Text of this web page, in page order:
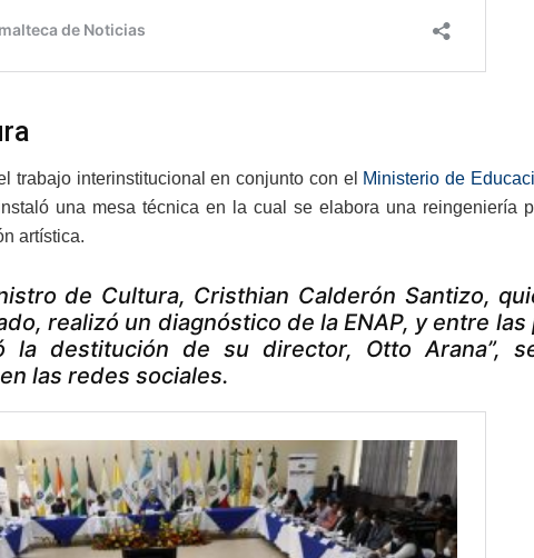
trabajo interinstitucional en conjunto con el Ministerio de
una mesa técnica en la cual se elabora una reingeniería
artística.
de Cultura, Cristhian Calderón Santizo,
realizó un diagnóstico de la ENAP, y entre
la destitución de su director, Otto Arana”,
las redes sociales.